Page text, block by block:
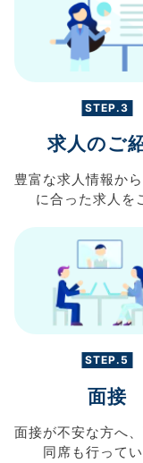
STEP.3
求人のご
豊富な求人情報から
に合った求人を
STEP.5
面接
面接が不安な方へ、
同席も行って